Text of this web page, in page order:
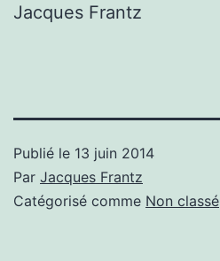
Jacques Frantz
Publié le 13 juin 2014
Par Jacques Frantz
Catégorisé comme Non classé